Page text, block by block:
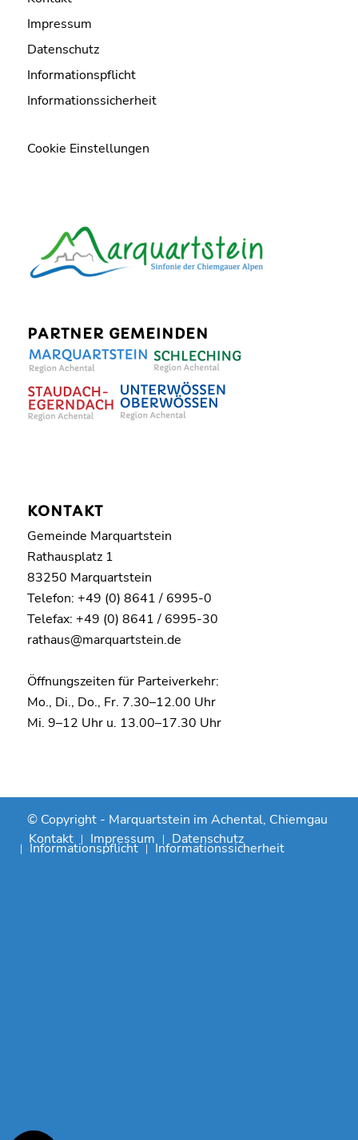
Impressum
Datenschutz
Informationspflicht
Informationssicherheit
Cookie Einstellungen
PARTNER GEMEINDEN
KONTAKT
Gemeinde Marquartstein
Rathausplatz 1
83250 Marquartstein
Telefon: +49 (0) 8641 / 6995-0
Telefax: +49 (0) 8641 / 6995-30
rathaus@marquartstein.de
Öffnungszeiten für Parteiverkehr:
Mo., Di., Do., Fr. 7.30–12.00 Uhr
Mi. 9–12 Uhr u. 13.00–17.30 Uhr
© Copyright - Marquartstein im Achental, Chiemgau
Kontakt
Impressum Datenschutz
Informationspflicht Informationssicherheit